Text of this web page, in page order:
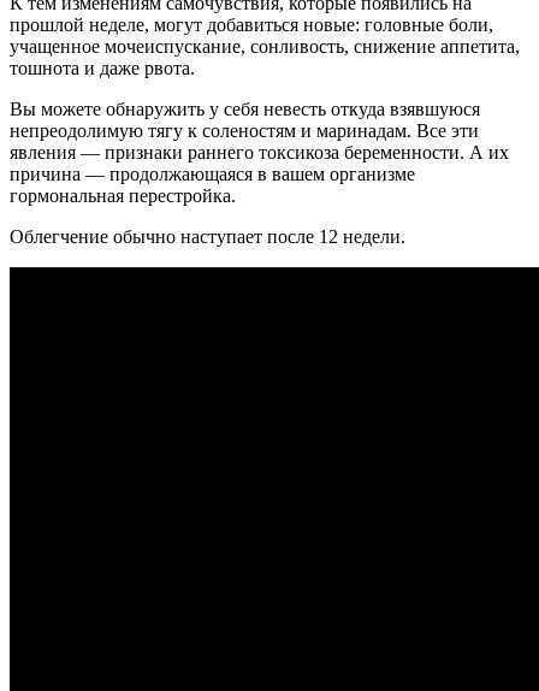
прошлой неделе, могут добавиться новые: головные боли,
учащенное мочеиспускание, сонливость, снижение аппетита,
тошнота и даже рвота.
Вы можете обнаружить у себя невесть откуда взявшуюся
непреодолимую тягу к соленостям и маринадам. Все эти
явления — признаки раннего токсикоза беременности. А их
причина — продолжающаяся в вашем организме
гормональная перестройка.
Облегчение обычно наступает после 12 недели.